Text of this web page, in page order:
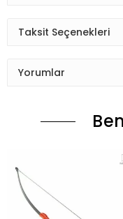
Taksit Seçenekleri
Yorumlar